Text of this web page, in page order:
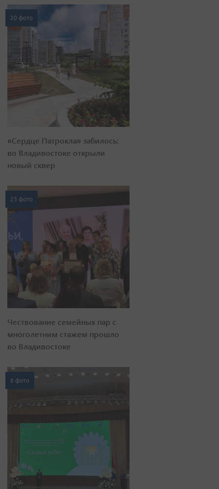
20 фото
«Сердце Патрокла» забилось:
во Владивостоке открыли
новый сквер
23 фото
Чествование семейных пар с
многолетним стажем прошло
во Владивостоке
8 фото